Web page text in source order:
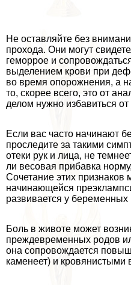
Не оставляйте без
прохода. Они могут
геморрое и
выделением крови при
во время oпopoжнения, а
то, скорее всего, это от
делом нужно избавиться от
Если вас часто начинают
проследите за такими
отеки рук и лица, не
ли весовая прибавка
Сочетание этих признаков
начинающейся
развивается у беременных
Боль в животе может
преждевременных родов
она сопровождается
каменеет) и кровянистыми